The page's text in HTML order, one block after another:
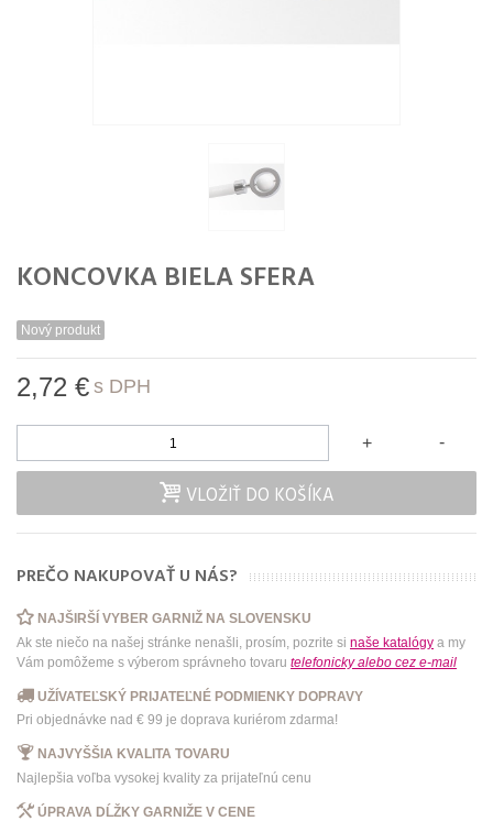
KONCOVKA BIELA SFERA
Nový produkt
2,72 € s DPH
-
+
VLOŽIŤ DO KOŠÍKA
PREČO NAKUPOVAŤ U NÁS?
NAJŠIRŠÍ VYBER GARNIŽ NA SLOVENSKU
Ak ste niečo na našej stránke nenašli, prosím, pozrite si naše katalógy a my
Vám pomôžeme s výberom správneho tovaru telefonicky alebo cez e-mail
UŽÍVATEĽSKÝ PRIJATEĽNÉ PODMIENKY DOPRAVY
Pri objednávke nad € 99 je doprava kuriérom zdarma!
NAJVYŠŠIA KVALITA TOVARU
Najlepšia voľba vysokej kvality za prijateľnú cenu
ÚPRAVA DĹŽKY GARNIŽE V CENE